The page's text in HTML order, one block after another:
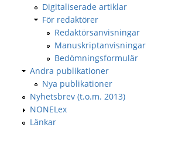
Digitaliserade artiklar
För redaktörer
Redaktörsanvisningar
Manuskriptanvisningar
Bedömningsformulär
Andra publikationer
Nya publikationer
Nyhetsbrev (t.o.m. 2013)
NONELex
Länkar